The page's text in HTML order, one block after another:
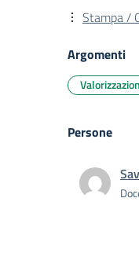
Stampa /
Argomenti
Persone